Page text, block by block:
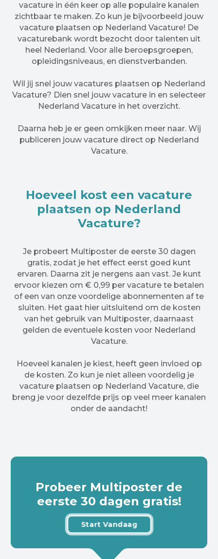
vacature in één keer op alle populaire kanalen
zichtbaar te maken. Zo kun je bijvoorbeeld jouw
vacature plaatsen op Nederland Vacature! De
vacaturebank wordt bezocht door talenten uit
heel Nederland. Voor alle beroepsgroepen,
opleidingsniveaus, en dienstverbanden.
Wil jij snel jouw vacatures plaatsen op Nederland
Vacature? Dien snel jouw vacature in en selecteer
Nederland Vacature in het overzicht.
Daarna heb je er geen omkijken meer naar. Wij
publiceren jouw vacature direct op Nederland
Vacature.
Hoeveel kost een vacature
plaatsen op Nederland
Vacature?
Je probeert Multiposter de eerste 30 dagen
gratis, zodat je het effect eerst goed kunt
ervaren. Daarna zit je nergens aan vast. Je kunt
ervoor kiezen om € 0,99 per vacature te betalen
of een van onze voordelige abonnementen af te
sluiten. Het gaat hier uitsluitend om de kosten
van het gebruik van Multiposter, daarnaast
gelden de eventuele kosten voor Nederland
Vacature.
Hoeveel kanalen je kiest, heeft geen invloed op
de kosten. Zo kun je niet alleen voordelig je
vacature plaatsen op Nederland Vacature, die
breng je voor dezelfde prijs op veel meer kanalen
onder de aandacht!
Probeer Multiposter de
eerste 30 dagen gratis!
Start Vandaag